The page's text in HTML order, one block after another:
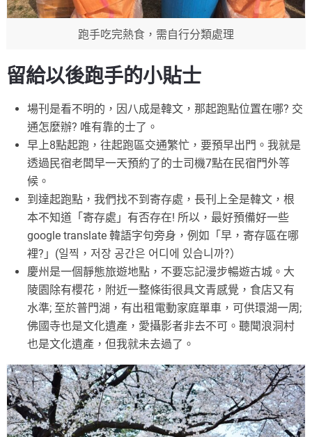
跑手吃完熱食，需自行分類處理
留給以後跑手的小貼士
場刊是看不明的，因八成是韓文，那起跑點位置在哪? 交
通怎麼辦? 唯有靠的士了。
早上8點起跑，往起跑區交通繁忙，要預早出門。我就是
透過民宿老闆早一天預約了的士司機7點在民宿門外等
候。
到達起跑點，我們找不到寄存處，長刊上全是韓文，根
本不知道「寄存處」有否存在! 所以，最好預備好一些
google translate 韓語字句旁身，例如「早，寄存區在哪
裡?」(일찍，저장 공간은 어디에 있습니까?）
慶州是一個靜態旅遊地點，不要忘記漫步暢遊古城。大
陵園除有櫻花，附近一整條街很具文青感覺，食店又有
水準; 至於普門湖，有出租電動家庭單車，可供環湖一周;
佛國寺也是文化遺產，愛攝影者非去不可。聽聞浪洞村
也是文化遺產，但我就未去過了。